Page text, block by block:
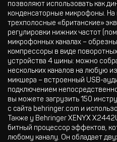
позволяют использовать как
конденсаторные микрофоны. На
трехполосные «британские»
регулировки нижних частот
микрофонных каналах –
компрессоры в виде
устройства 4 шины: можно
нескольких каналов на любую
микшера – встроенный USB-
подключением
вы можете загрузить 150
с сайта behringer.com и
Также у Behringer XENYX
битный процессор эффектов,
любому каналу. Он обладает